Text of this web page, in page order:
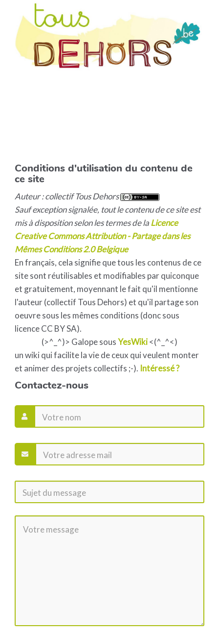
Conditions d'utilisation du contenu de
ce site
Auteur : collectif Tous Dehors
Sauf exception signalée, tout le contenu de ce site est
mis à disposition selon les termes de laLicence
Creative Commons Attribution - Partage dans les
Mêmes Conditions 2.0 Belgique
En français, cela signifie que tous les contenus de ce
site sont réutilisables et modifiables par quiconque
et gratuitement, moyennant le fait qu'il mentionne
l'auteur (collectif Tous Dehors) et qu'il partage son
oeuvre sous les mêmes conditions (donc sous
licence CC BY SA).
(>^_^)> Galope sousYesWiki<(^_^<)
un wiki qui facilite la vie de ceux qui veulent monter
et animer des projets collectifs ;-). Intéressé ?
Contactez-nous